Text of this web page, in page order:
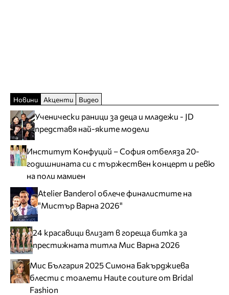
Новини Акценти Видео
Ученически раници за деца и младежи - JD
представя най-яките модели
Институт Конфуций – София отбеляза 20-
годишнината си с тържествен концерт и ревю
на поли мамиен
Atelier Banderol облече финалистите на
"Мистър Варна 2026"
24 красавици влизат в гореща битка за
престижната титла Мис Варна 2026
Мис България 2025 Симона Бакърджиева
блести с тоалети Haute couture от Bridal
Fashion